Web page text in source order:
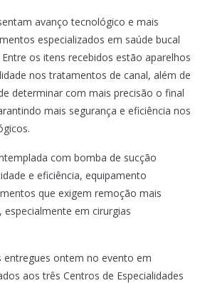
avanço tecnológico e mais
especializados em saúde bucal
os itens recebidos estão aparelhos
nos tratamentos de canal, além de
determinar com mais precisão o final
mais segurança e eficiência nos
com bomba de sucção
e eficiência, equipamento
que exigem remoção mais
em cirurgias
entregues ontem no evento em
aos três Centros de Especialidades